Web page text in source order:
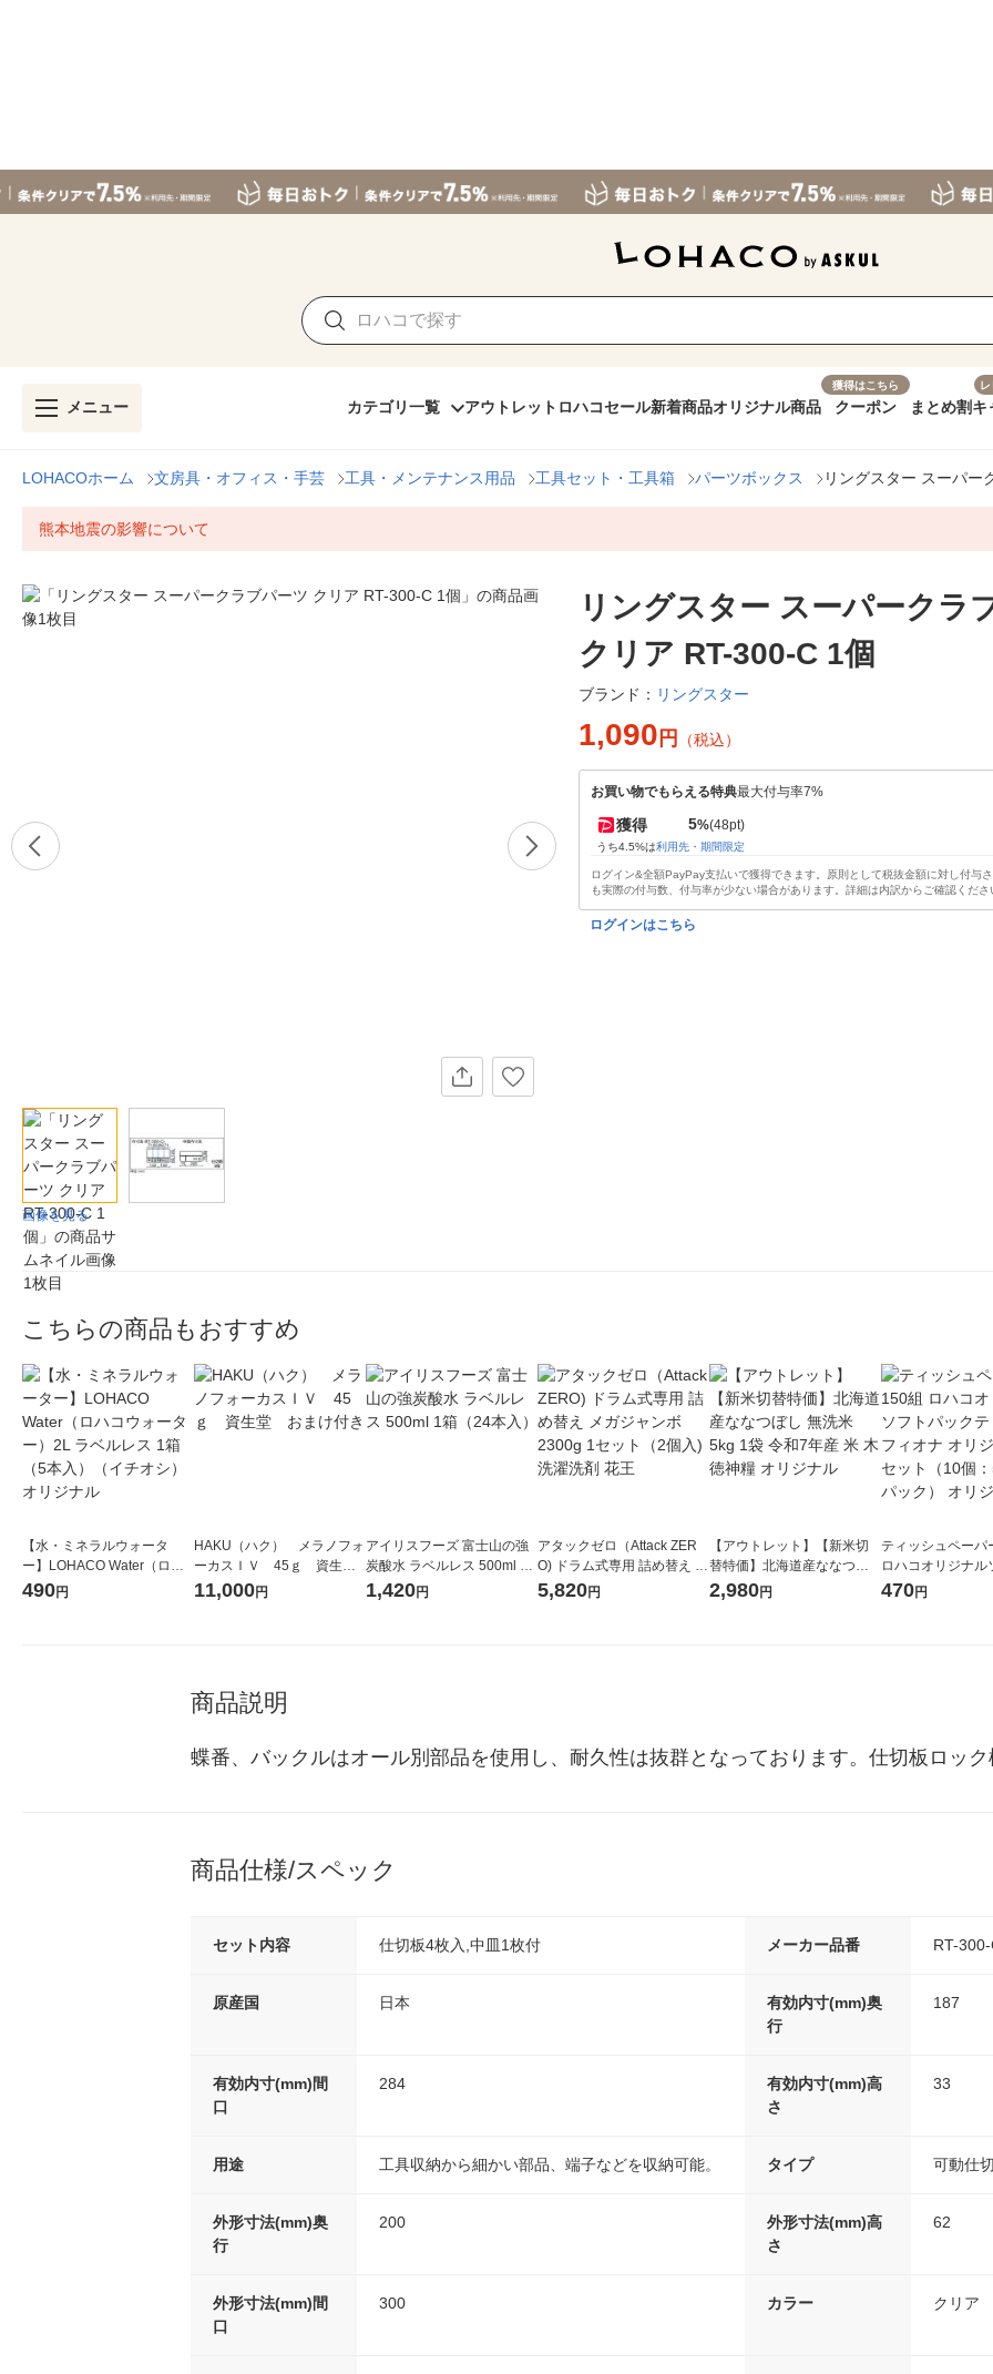
メニュー カテゴリ一覧 アウトレット ロハコセール新着商品オリジナル商品
獲得はこちら
クーポン まとめ割キ
LOHACOホーム 文房具・オフィス・手芸 工具・メンテナンス用品 工具セット・工具箱 パーツボックス リングスター スーパー
熊本地震の影響について
画像を見る
リングスター スーパークラ
クリア RT-300-C 1個
ブランド： リングスター
1,090 円 （税込）
お買い物でもらえる特典最大付与率7%
獲得 5%(48pt)
うち4.5%は利用先・期間限定
ログイン&全額PayPay支払いで獲得できます。原則として税抜金額に対し付与
も実際の付与数、付与率が少ない場合があります。詳細は内訳からご確認くださ
ログインはこちら
こちらの商品もおすすめ
【水・ミネラルウォータ
ー】LOHACO Water（ロハ
コウォーター）2L ラベルレ
490円
HAKU（ハク） メラノフォ
ーカスＩＶ 45ｇ 資生
堂 おまけ付き
11,000円
アイリスフーズ 富士山の強
炭酸水 ラベルレス 500ml 1
箱（24本入）
1,420円
アタックゼロ（Attack ZER
O) ドラム式専用 詰め替え メ
ガジャンボ 2300g 1セット
5,820円
【アウトレット】【新米切
替特価】北海道産ななつぼ
し 無洗米 5kg 1袋 令和7年産
2,980円
ティッシュペーパ
ロハコオリジナル
ックティッシュ フ
470円
商品説明
蝶番、バックルはオール別部品を使用し、耐久性は抜群となっております。仕切板ロック
商品仕様/スペック
セット内容 仕切板4枚入,中皿1枚付 メーカー品番 RT-
原産国 日本
有効内寸(mm)奥
行
187
有効内寸(mm)間
口
284
有効内寸(mm)高
さ
33
用途 工具収納から細かい部品、端子などを収納可能。 タイプ 可動仕切
外形寸法(mm)奥
行
200
外形寸法(mm)高
さ
62
外形寸法(mm)間
口
300 カラー クリア